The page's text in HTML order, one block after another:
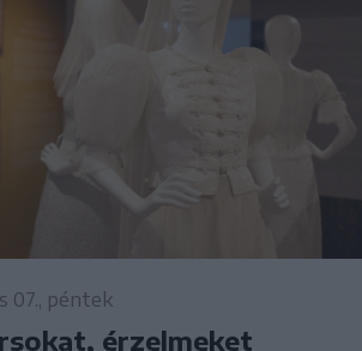
07., péntek
érzelmeket